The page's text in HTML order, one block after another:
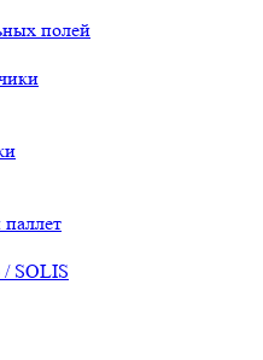
полей
/ SOLIS